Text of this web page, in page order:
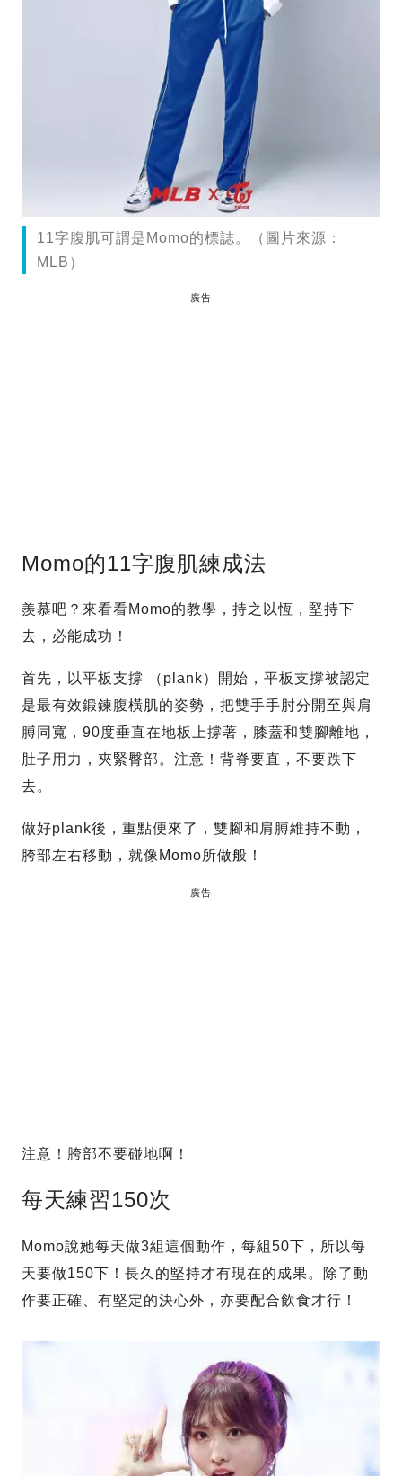
11字腹肌可謂是Momo的標誌。（圖片來源：
MLB）
廣告
Momo的11字腹肌練成法
羨慕吧？來看看Momo的教學，持之以恆，堅持下
去，必能成功！
首先，以平板支撐 （plank）開始，平板支撐被認定
是最有效鍛鍊腹橫肌的姿勢，把雙手手肘分開至與肩
膊同寬，90度垂直在地板上撐著，膝蓋和雙腳離地，
肚子用力，夾緊臀部。注意！背脊要直，不要跌下
去。
做好plank後，重點便來了，雙腳和肩膊維持不動，
胯部左右移動，就像Momo所做般！
廣告
注意！胯部不要碰地啊！
每天練習150次
Momo說她每天做3組這個動作，每組50下，所以每
天要做150下！長久的堅持才有現在的成果。除了動
作要正確、有堅定的決心外，亦要配合飲食才行！